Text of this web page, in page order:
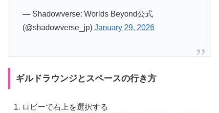
— Shadowverse: Worlds Beyond公式
(@shadowverse_jp) January 29, 2026
ギルドラウンジとスペースの行き方
ロビーで右上を選択する